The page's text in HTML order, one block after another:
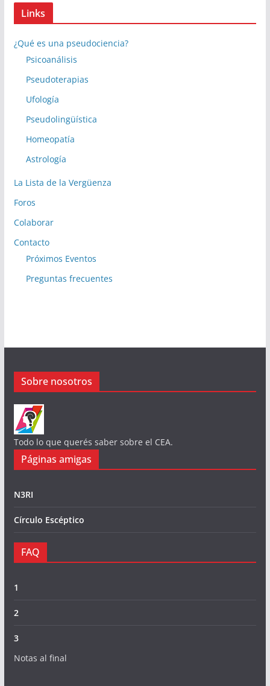
Links
¿Qué es una pseudociencia?
Psicoanálisis
Pseudoterapias
Ufología
Pseudolingüística
Homeopatía
Astrología
La Lista de la Vergüenza
Foros
Colaborar
Contacto
Próximos Eventos
Preguntas frecuentes
Sobre nosotros
Todo lo que querés saber sobre el CEA.
Páginas amigas
N3RI
Círculo Escéptico
FAQ
1
2
3
Notas al final